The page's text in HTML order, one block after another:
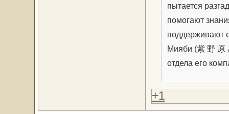
пытается
помогают
поддерживают
Мияби (紫 野 原
отдела его
+1